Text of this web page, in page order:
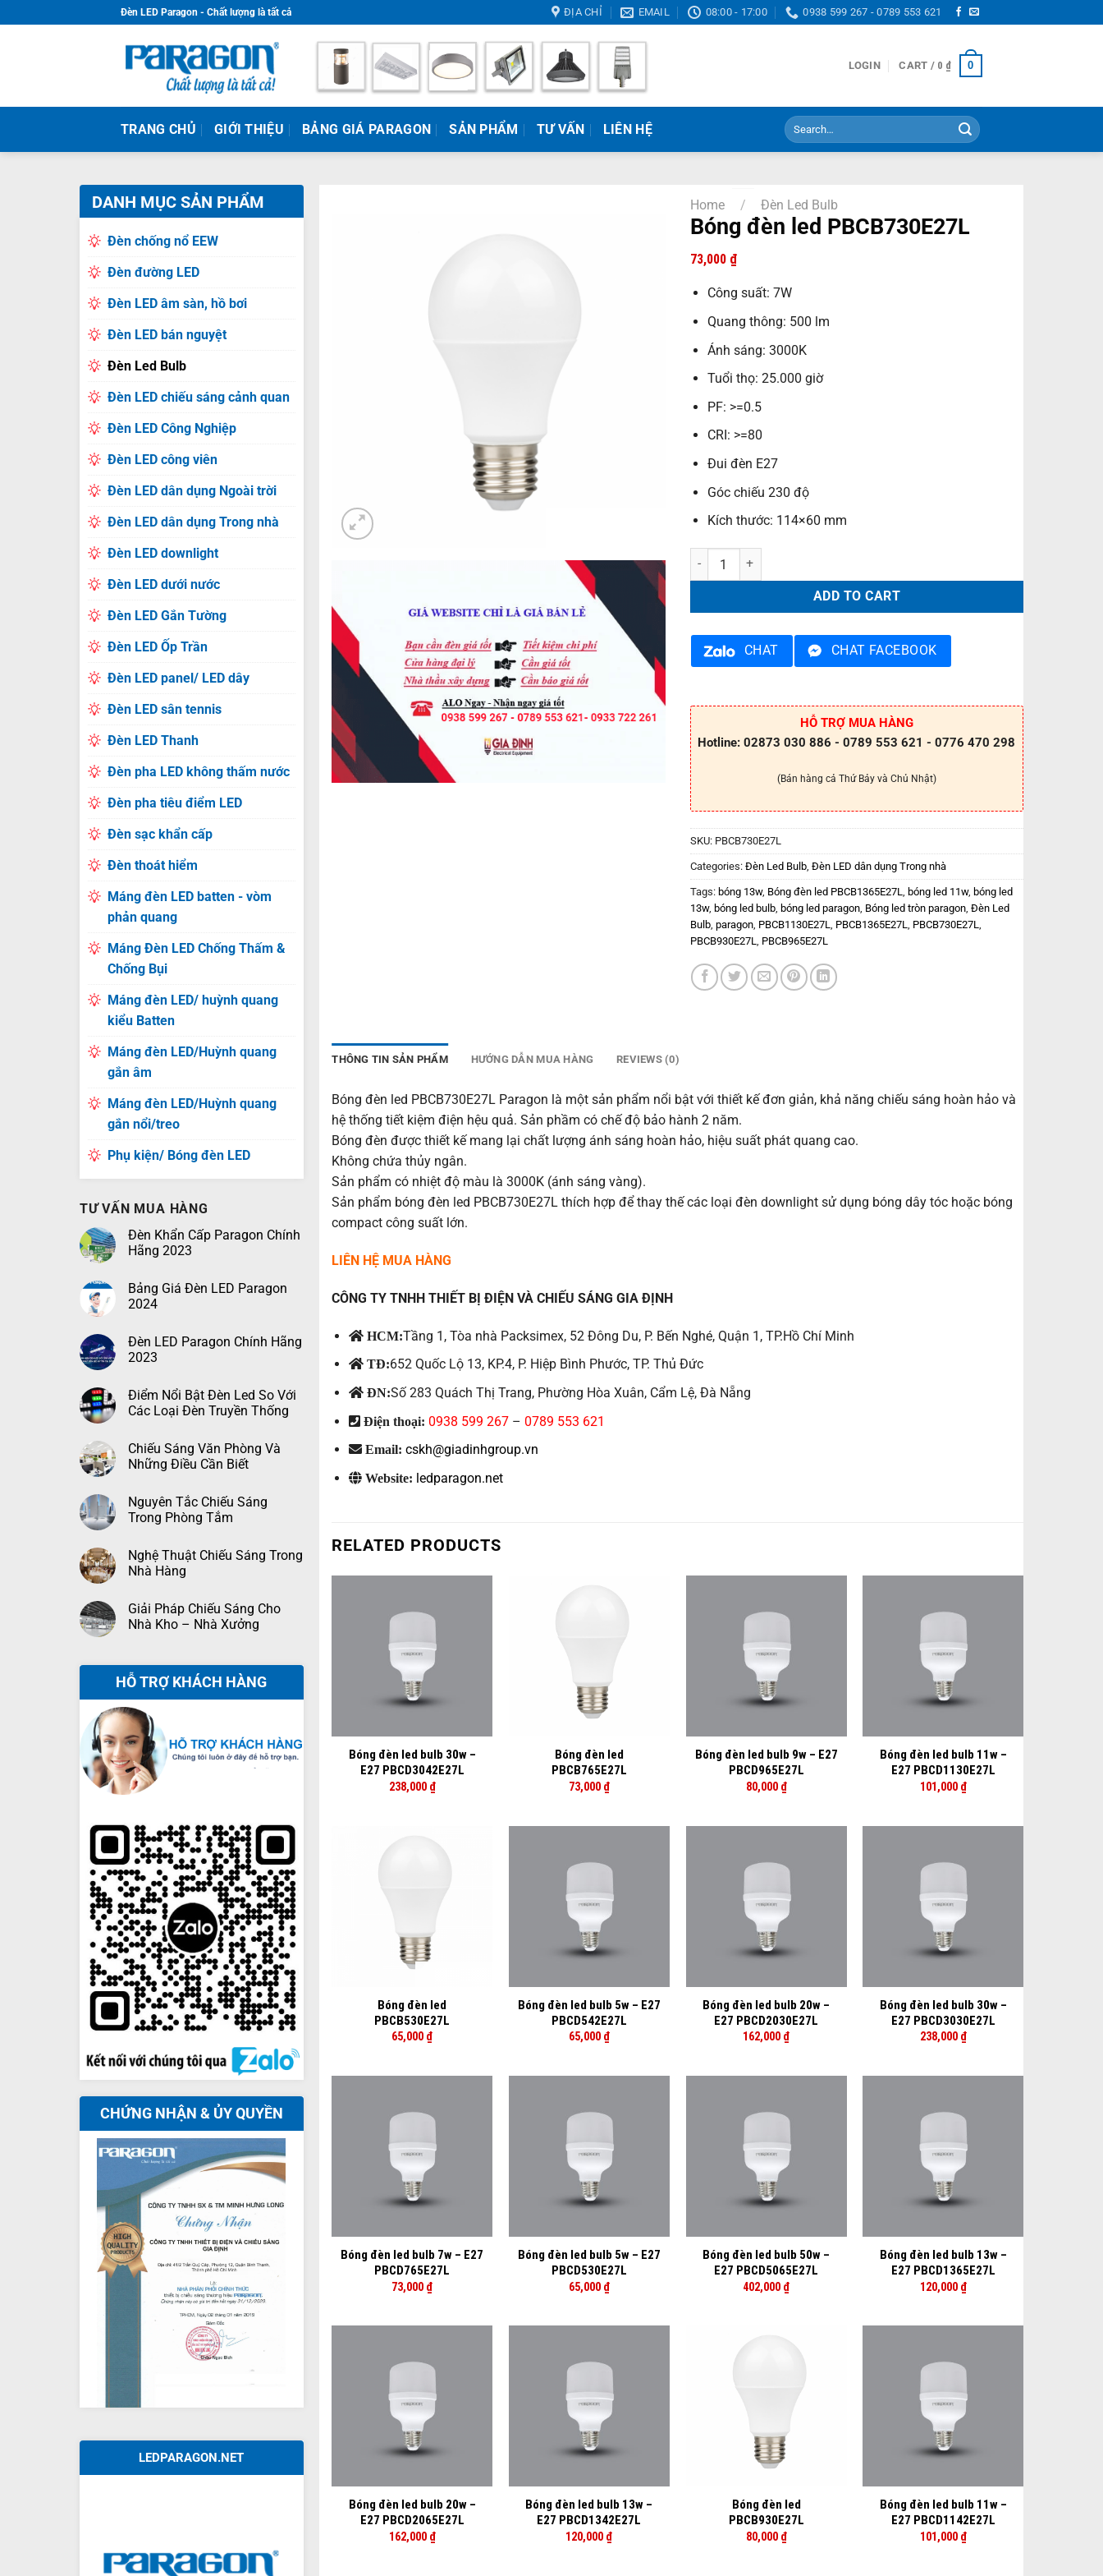
to
Đèn LED Paragon - Chất lượng là tất cả ĐỊA CHỈ EMAIL 08:00 - 17:00 0938 599 267 - 0789 553 621
LOGIN CART / 0 ₫ 0
TRANG CHỦ GIỚI THIỆU BẢNG GIÁ PARAGON SẢN PHẨM TƯ VẤN LIÊN HỆ
Search
for:
DANH MỤC SẢN PHẨM
Đèn chống nổ EEW
Đèn đường LED
Đèn LED âm sàn, hồ bơi
Đèn LED bán nguyệt
Đèn Led Bulb
Đèn LED chiếu sáng cảnh quan
Đèn LED Công Nghiệp
Đèn LED công viên
Đèn LED dân dụng Ngoài trời
Đèn LED dân dụng Trong nhà
Đèn LED downlight
Đèn LED dưới nước
Đèn LED Gắn Tường
Đèn LED Ốp Trần
Đèn LED panel/ LED dây
Đèn LED sân tennis
Đèn LED Thanh
Đèn pha LED không thấm nước
Đèn pha tiêu điểm LED
Đèn sạc khẩn cấp
Đèn thoát hiểm
Máng đèn LED batten - vòm
phản quang
Máng Đèn LED Chống Thấm &
Chống Bụi
Máng đèn LED/ huỳnh quang
kiểu Batten
Máng đèn LED/Huỳnh quang
gắn âm
Máng đèn LED/Huỳnh quang
gắn nổi/treo
Phụ kiện/ Bóng đèn LED
TƯ VẤN MUA HÀNG
Đèn Khẩn Cấp Paragon Chính
Hãng 2023
Bảng Giá Đèn LED Paragon
2024
Đèn LED Paragon Chính Hãng
2023
Điểm Nổi Bật Đèn Led So Với
Các Loại Đèn Truyền Thống
Chiếu Sáng Văn Phòng Và
Những Điều Cần Biết
Nguyên Tắc Chiếu Sáng
Trong Phòng Tắm
Nghệ Thuật Chiếu Sáng Trong
Nhà Hàng
Giải Pháp Chiếu Sáng Cho
Nhà Kho – Nhà Xưởng
HỖ TRỢ KHÁCH HÀNG
CHỨNG NHẬN & ỦY QUYỀN
LEDPARAGON.NET
Home / Đèn Led Bulb
Bóng đèn led PBCB730E27L
73,000 ₫
Công suất: 7W
Quang thông: 500 lm
Ánh sáng: 3000K
Tuổi thọ: 25.000 giờ
PF: >=0.5
CRI: >=80
Đui đèn E27
Góc chiếu 230 độ
Kích thước: 114×60 mm
Bóng đèn led PBCB730E27L quantity
ADD TO CART
CHAT CHAT FACEBOOK
HỖ TRỢ MUA HÀNG
Hotline: 02873 030 886 - 0789 553 621 - 0776 470 298
(Bán hàng cả Thứ Bảy và Chủ Nhật)
SKU: PBCB730E27L
Categories: Đèn Led Bulb, Đèn LED dân dụng Trong nhà
Tags: bóng 13w, Bóng đèn led PBCB1365E27L bóng led 11w, bóng led
13w, bóng led bulb, bóng led paragon, Bóng led tròn paragon, Đèn Led
Bulb, paragon, PBCB1130E27L PBCB1365E27L PBCB730E27L
PBCB930E27L
PBCB965E27L
THÔNG TIN SẢN PHẨM HƯỚNG DẪN MUA HÀNG REVIEWS (0)
Bóng đèn led PBCB730E27L Paragon là một sản phẩm nổi bật với thiết kế đơn giản, khả năng chiếu sáng hoàn hảo và
hệ thống tiết kiệm điện hệu quả. Sản phầm có chế độ bảo hành 2 năm.
Bóng đèn được thiết kế mang lại chất lượng ánh sáng hoàn hảo, hiệu suất phát quang cao.
Không chứa thủy ngân.
Sản phẩm có nhiệt độ màu là 3000K (ánh sáng vàng).
Sản phẩm bóng đèn led PBCB730E27L thích hợp để thay thế các loại đèn downlight sử dụng bóng dây tóc hoặc bóng
compact công suất lớn.
LIÊN HỆ MUA HÀNG
CÔNG TY TNHH THIẾT BỊ ĐIỆN VÀ CHIẾU SÁNG GIA ĐỊNH
HCM:Tầng 1, Tòa nhà Packsimex, 52 Đông Du, P. Bến Nghé, Quận 1, TP.Hồ Chí Minh
TĐ:652 Quốc Lộ 13, KP.4, P. Hiệp Bình Phước, TP. Thủ Đức
ĐN:Số 283 Quách Thị Trang, Phường Hòa Xuân, Cẩm Lệ, Đà Nẵng
Điện thoại: 0938 599 267 –0789 553 621
Email: cskh@giadinhgroup.vn
Website: ledparagon.net
RELATED PRODUCTS
Bóng đèn led bulb 30w –
E27 PBCD3042E27L
238,000 ₫
Bóng đèn led
PBCB765E27L
73,000 ₫
Bóng đèn led bulb 9w – E27
PBCD965E27L
80,000 ₫
Bóng đèn led bulb 11w –
E27 PBCD1130E27L
101,000 ₫
Bóng đèn led
PBCB530E27L
65,000 ₫
Bóng đèn led bulb 5w – E27
PBCD542E27L
65,000 ₫
Bóng đèn led bulb 20w –
E27 PBCD2030E27L
162,000 ₫
Bóng đèn led bulb 30w –
E27 PBCD3030E27L
238,000 ₫
Bóng đèn led bulb 7w – E27
PBCD765E27L
73,000 ₫
Bóng đèn led bulb 5w – E27
PBCD530E27L
65,000 ₫
Bóng đèn led bulb 50w –
E27 PBCD5065E27L
402,000 ₫
Bóng đèn led bulb 13w –
E27 PBCD1365E27L
120,000 ₫
Bóng đèn led bulb 20w –
E27 PBCD2065E27L
162,000 ₫
Bóng đèn led bulb 13w –
E27 PBCD1342E27L
120,000 ₫
Bóng đèn led
PBCB930E27L
80,000 ₫
Bóng đèn led bulb 11w –
E27 PBCD1142E27L
101,000 ₫